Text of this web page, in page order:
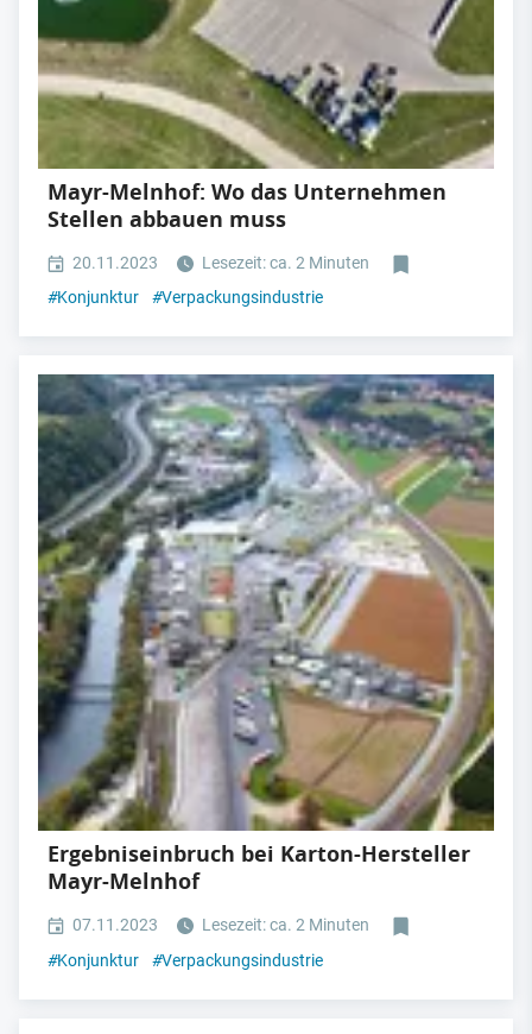
Mayr-Melnhof: Wo das Unternehmen
Stellen abbauen muss
20.11.2023
Lesezeit: ca. 2 Minuten
#Konjunktur #Verpackungsindustrie
Ergebniseinbruch bei Karton-Hersteller
Mayr-Melnhof
07.11.2023
Lesezeit: ca. 2 Minuten
#Konjunktur #Verpackungsindustrie